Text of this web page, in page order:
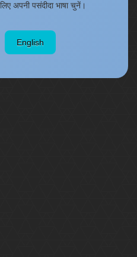
अपनी पसंदीदा भाषा चुनें।
English